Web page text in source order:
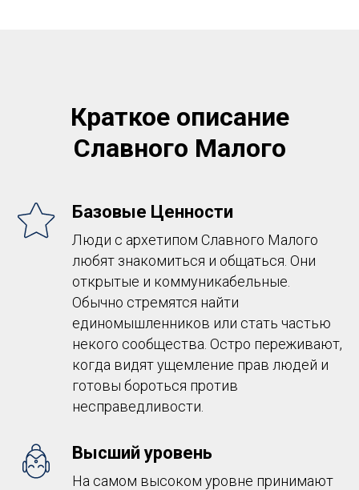
Краткое описание
Славного Малого
Базовые Ценности
Люди с архетипом Славного Малого
любят знакомиться и общаться. Они
открытые и коммуникабельные.
Обычно стремятся найти
единомышленников или стать частью
некого сообщества. Остро переживают,
когда видят ущемление прав людей и
готовы бороться против
несправедливости.
Высший уровень
На самом высоком уровне принимают